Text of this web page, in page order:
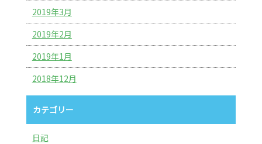
2019年3月
2019年2月
2019年1月
2018年12月
カテゴリー
日記